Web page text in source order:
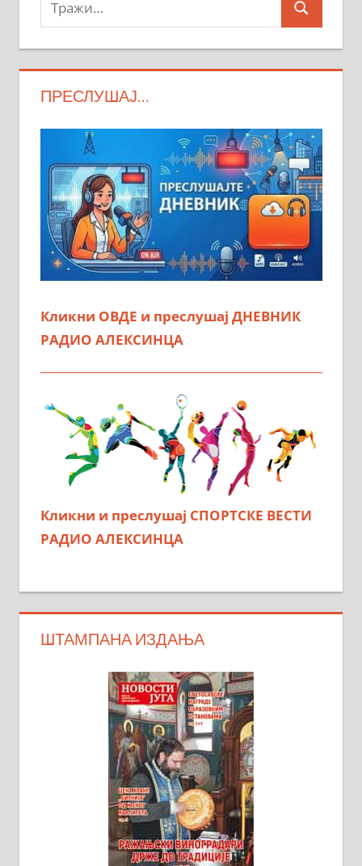
Search
ПРЕСЛУШАЈ…
Кликни ОВДЕ и преслушај ДНЕВНИК
РАДИО АЛЕКСИНЦА
Кликни и преслушај СПОРТСКЕ ВЕСТИ
РАДИО АЛЕКСИНЦА
ШТАМПАНА ИЗДАЊА